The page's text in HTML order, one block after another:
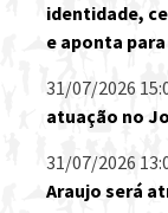
identidade,
e aponta
31/07/2026
atuação no
31/07/2026
Araujo será